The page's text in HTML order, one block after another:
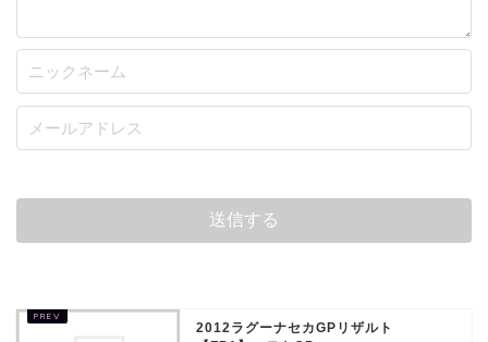
2012ラグーナセカGPリザルト